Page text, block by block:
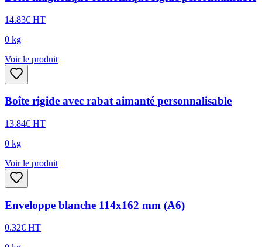
14.83€ HT
0 kg
Voir le produit
Boîte rigide avec rabat aimanté personnalisable
13.84€ HT
0 kg
Voir le produit
Enveloppe blanche 114x162 mm (A6)
0.32€ HT